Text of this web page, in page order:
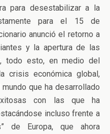
para desestabilizar a la
para el 15 de
anunció el retorno a
y la apertura de las
todo esto, en medio del
crisis económica global,
que ha desarrollado
con las que ha
incluso frente a
de Europa, que ahora